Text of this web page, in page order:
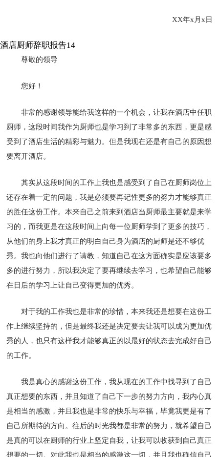
XX年x月x日
酒店厨师辞职报告14
尊敬的领导
您好！
非常的感谢领导能给我这样的一个机会，让我在酒店中任职
厨师，这段时间我作为厨师也是学习到了非常多的东西，更是感
受到了酒店生活的精彩与魅力。但是我现在还是有自己的原因想
要离开酒店。
其实从这段时间的工作上我也是感受到了自己在厨师岗位上
还存在着一定的问题，我是必须要再记性更多的努力才能够真正
的胜任这份工作。本来自己之前来到酒店当厨师最主要就是来学
习的，而我更是在这段时间上向每一位厨师学到了更多的技巧，
从他们的身上我才真正的明白自己身为酒店的厨师是还不够优
秀。我也向他们进行了请教，知道自己在这方面确实是应该要多
多的进行努力，所以我决定了要再继续去学习，也希望自己能够
在日后的学习上让自己变得更加的优秀。
对于我的工作我也是非常的珍惜，本来我还是想要在这份工
作上继续坚持的，但是最终我还是决定要去让我可以成为更加优
秀的人，也只有这样我才能够真正的以最好的状态去完成好自己
的工作。
我是真心的感谢这份工作，我从现在的工作中找寻到了自己
真正想要的东西，并且知道了自己下一步的努力方向，我内心真
是相当的感激，并且我也是非常的快乐与幸福，毕竟我更是有了
自己所期待的方向。往后的时光我都是非常的努力，就希望自己
是真的可以在厨师的行业上坚定自我，让我可以收获到自己真正
想要的一切。对此我也是相当的感激这一切，并且我也确信自己